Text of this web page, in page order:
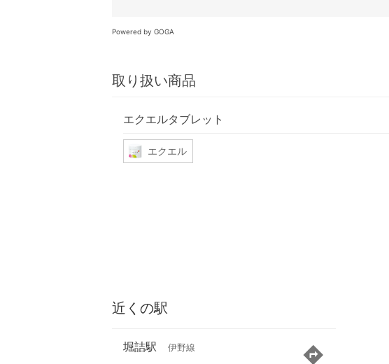
Powered by GOGA
取り扱い商品
エクエルタブレット
エクエル
近くの駅
堀詰駅 伊野線